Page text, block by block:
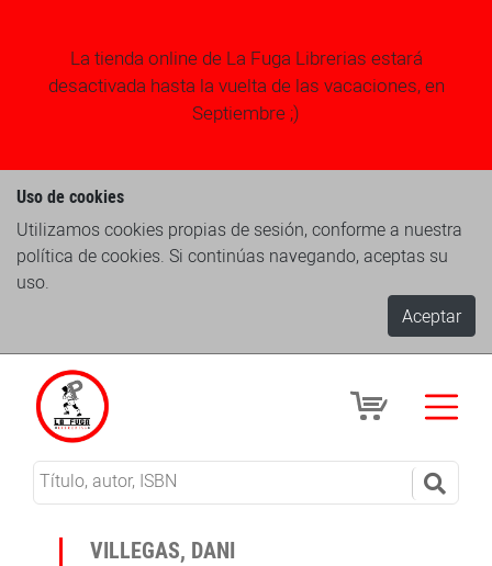
La tienda online de La Fuga Librerias estará
desactivada hasta la vuelta de las vacaciones, en
Septiembre ;)
Uso de cookies
Utilizamos cookies propias de sesión, conforme a nuestra
política de cookies. Si continúas navegando, aceptas su
uso.
Aceptar
VILLEGAS, DANI